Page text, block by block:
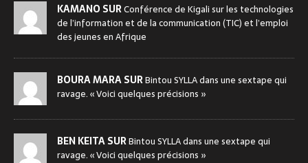
KAMANO SURConférence de Kigali sur les technologies
de l’information et de la communication (TIC) et l’emploi
des jeunes en Afrique
BOURA MARA SURBintou SYLLA dans une sextape qui
ravage. « Voici quelques précisions »
BEN KEITA SURBintou SYLLA dans une sextape qui
ravage. « Voici quelques précisions »